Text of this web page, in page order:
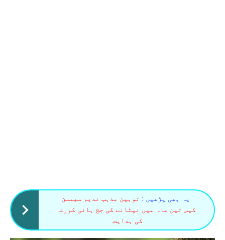
یہ بھی پڑھیں : توہین مذہب ندیم سیمسن
کیس تین ماہ میں نپٹانے کی جج ہائی کورٹ
کی ہدایت